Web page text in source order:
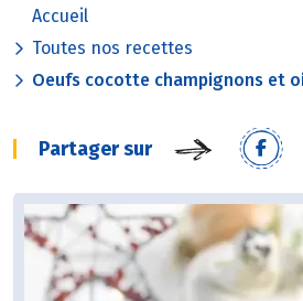
Accueil
Toutes nos recettes
Oeufs cocotte champignons et
Partager sur